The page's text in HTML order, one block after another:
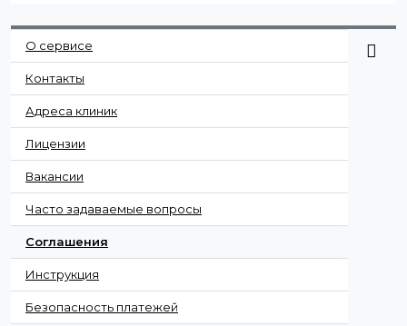
О сервисе
Контакты
Адреса клиник
Лицензии
Вакансии
Часто задаваемые вопросы
Соглашения
Инструкция
Безопасность платежей